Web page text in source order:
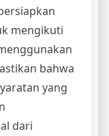
mengikuti
bahwa
yang
dari